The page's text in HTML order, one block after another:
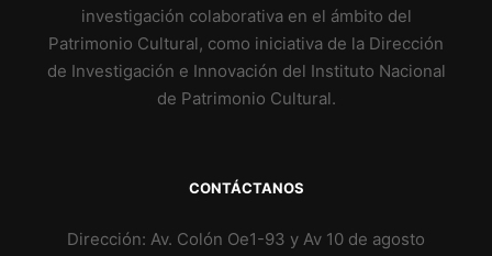
investigación colaborativa en el ámbito del
Patrimonio Cultural, como iniciativa de la Dirección
de Investigación e Innovación del Instituto Nacional
de Patrimonio Cultural.
CONTÁCTANOS
Dirección: Av. Colón Oe1-93 y Av 10 de agosto